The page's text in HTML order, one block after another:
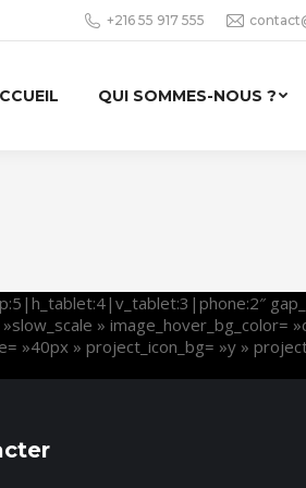
+216 55 917 555
QUI SOMMES-NOUS ?
»
» project_icon_bg= »y »